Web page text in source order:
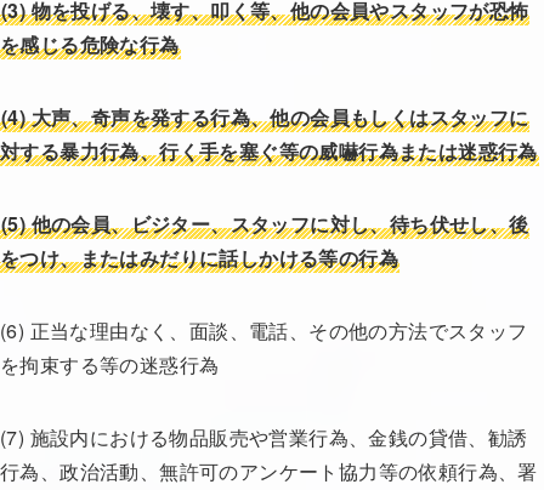
(3)物を投げる、壊す、叩く等、他の会員やスタッフが恐怖
を感じる危険な行為
(4)大声、奇声を発する行為、他の会員もしくはスタッフに
対する暴力行為、行く手を塞ぐ等の威嚇行為または迷惑行為
(5)他の会員、ビジター、スタッフに対し、待ち伏せし、後
をつけ、またはみだりに話しかける等の行為
(6) 正当な理由なく、面談、電話、その他の方法でスタッフ
を拘束する等の迷惑行為
(7) 施設内における物品販売や営業行為、金銭の貸借、勧誘
行為、政治活動、無許可のアンケート協力等の依頼行為、署